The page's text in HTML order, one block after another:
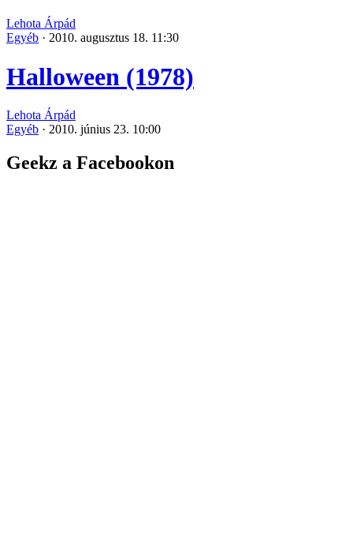
Lehota Árpád
Egyéb · 2010. augusztus 18. 11:30
Halloween (1978)
Lehota Árpád
Egyéb · 2010. június 23. 10:00
Geekz a Facebookon